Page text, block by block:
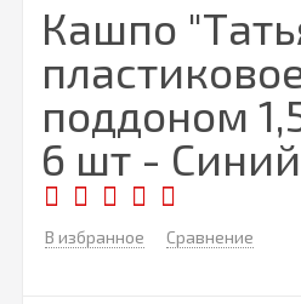
Кашпо
поддоном
6 шт - Синий
В избранное Сравнение